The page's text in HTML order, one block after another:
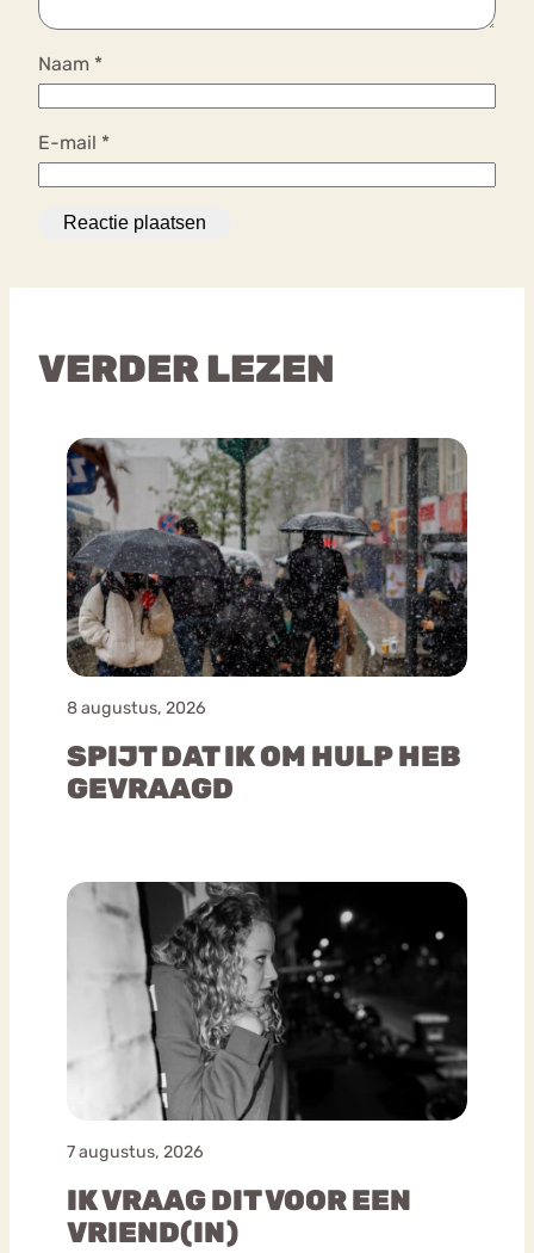
Naam *
E-mail *
VERDER LEZEN
8 augustus, 2026
SPIJT DAT IK OM HULP HEB
GEVRAAGD
7 augustus, 2026
IK VRAAG DIT VOOR EEN
VRIEND(IN)